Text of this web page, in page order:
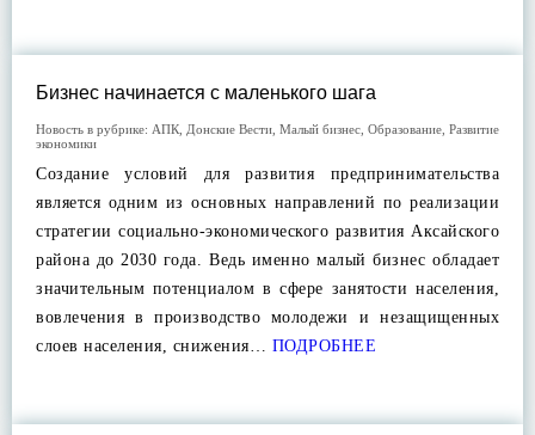
Бизнес начинается с маленького шага
Новость в рубрике: АПК Донские Вести Малый бизнес Образование Развитие
экономики
Создание условий для развития предпринимательства
является одним из основных направлений по реализации
стратегии социально-экономического развития Аксайского
района до 2030 года. Ведь именно малый бизнес обладает
значительным потенциалом в сфере занятости населения,
вовлечения в производство молодежи и незащищенных
слоев населения, снижения… ПОДРОБНЕЕ